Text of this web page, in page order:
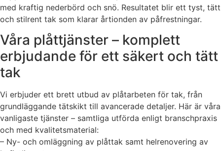
med kraftig nederbörd och snö. Resultatet blir ett tyst, tätt
och stilrent tak som klarar årtionden av påfrestningar.
Våra plåttjänster – komplett
erbjudande för ett säkert och tätt
tak
Vi erbjuder ett brett utbud av plåtarbeten för tak, från
grundläggande tätskikt till avancerade detaljer. Här är våra
vanligaste tjänster – samtliga utförda enligt branschpraxis
och med kvalitetsmaterial:
– Ny- och omläggning av plåttak samt helrenovering av